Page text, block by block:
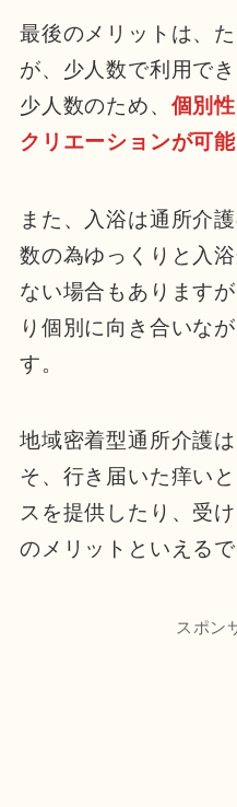
最後のメリットは、
が、少人数で利用でき
少人数のため、 個別
クリエーションが可能
また、入浴は通所介
数の為ゆっくりと入
ない場合もあります
り個別に向き合いな
す。
地域密着型通所介護
そ、行き届いた痒い
スを提供したり、受
のメリットといえるで
スポン